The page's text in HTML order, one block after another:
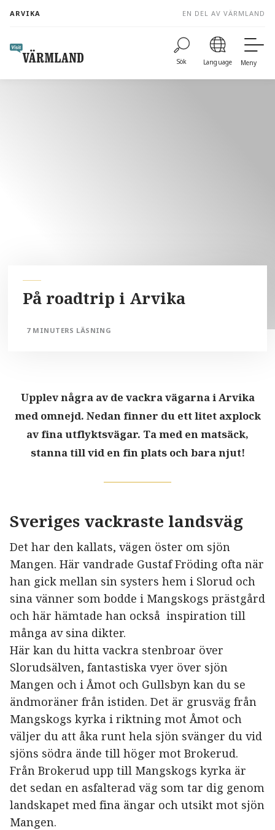
content
ARVIKA EN DEL AV VÄRMLAND
Sök Language Meny
På roadtrip i Arvika
7 MINUTERS LÄSNING
Upplev några av de vackra vägarna i Arvika
med omnejd. Nedan finner du ett litet axplock
av fina utflyktsvägar. Ta med en matsäck,
stanna till vid en fin plats och bara njut!
Sveriges vackraste landsväg
Det har den kallats, vägen öster om sjön
Mangen. Här vandrade Gustaf Fröding ofta när
han gick mellan sin systers hem i Slorud och
sina vänner som bodde i Mangskogs prästgård
och här hämtade han också inspiration till
många av sina dikter.
Här kan du hitta vackra stenbroar över
Slorudsälven, fantastiska vyer över sjön
Mangen och i Åmot och Gullsbyn kan du se
ändmoräner från istiden. Det är grusväg från
Mangskogs kyrka i riktning mot Åmot och
väljer du att åka runt hela sjön svänger du vid
sjöns södra ände till höger mot Brokerud.
Från Brokerud upp till Mangskogs kyrka är
det sedan en asfalterad väg som tar dig genom
landskapet med fina ängar och utsikt mot sjön
Mangen.